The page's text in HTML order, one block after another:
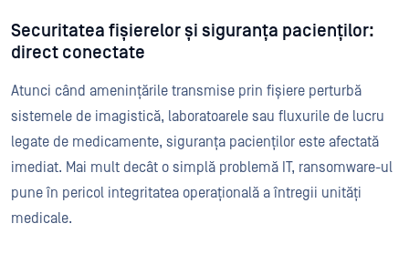
Securitatea fișierelor și siguranța pacienților:
direct conectate
Atunci când amenințările transmise prin fișiere perturbă
sistemele de imagistică, laboratoarele sau fluxurile de lucru
legate de medicamente, siguranța pacienților este afectată
imediat. Mai mult decât o simplă problemă IT, ransomware-ul
pune în pericol integritatea operațională a întregii unități
medicale.